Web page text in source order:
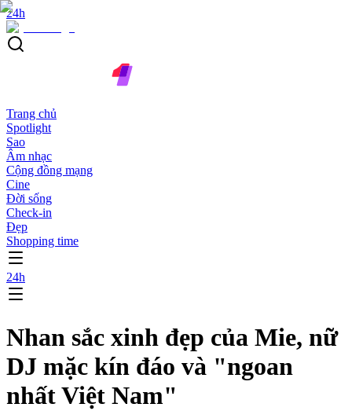
24h
Trang chủ
Spotlight
Sao
Âm nhạc
Cộng đồng mạng
Cine
Đời sống
Check-in
Đẹp
Shopping time
24h
Nhan sắc xinh đẹp của Mie, nữ
DJ mặc kín đáo và "ngoan
nhất Việt Nam"